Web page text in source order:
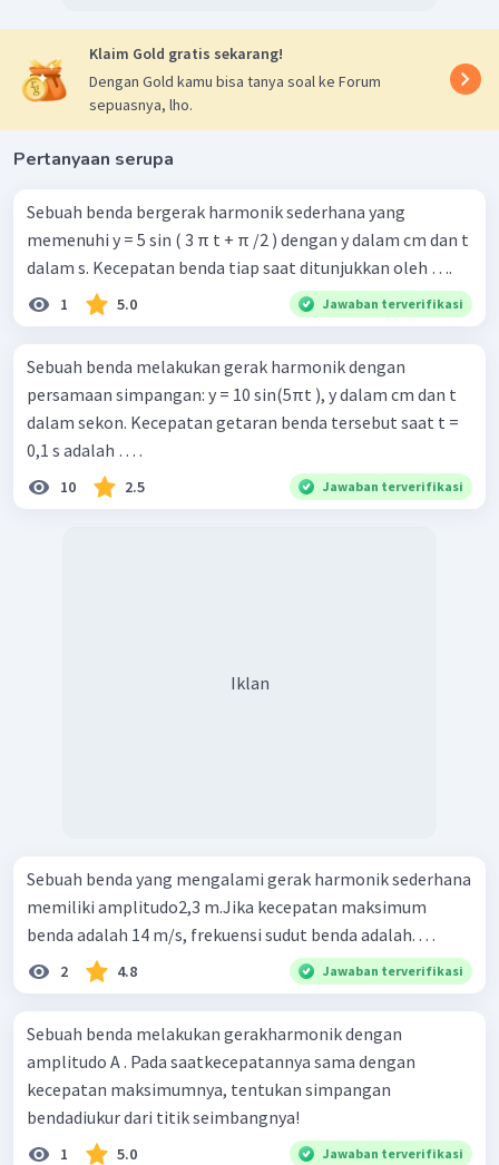
Klaim Gold gratis sekarang!
Dengan Gold kamu bisa tanya soal ke Forum
sepuasnya, lho.
Pertanyaan serupa
Sebuah benda bergerak harmonik sederhana yang
memenuhi y = 5 sin ( 3 π t + π /2 ) dengan y dalam cm dan t
dalam s. Kecepatan benda tiap saat ditunjukkan oleh ….
1 5.0 Jawaban terverifikasi
Sebuah benda melakukan gerak harmonik dengan
persamaan simpangan: y = 10 sin⁡(5πt ), y dalam cm dan t
dalam sekon. Kecepatan getaran benda tersebut saat t =
0,1 s adalah … .
10 2.5 Jawaban terverifikasi
Iklan
Sebuah benda yang mengalami gerak harmonik sederhana
memiliki amplitudo2,3 m.Jika kecepatan maksimum
benda adalah 14 m/s, frekuensi sudut benda adalah. . . .
2 4.8 Jawaban terverifikasi
Sebuah benda melakukan gerakharmonik dengan
amplitudo A . Pada saatkecepatannya sama dengan
kecepatan maksimumnya, tentukan simpangan
bendadiukur dari titik seimbangnya!
1 5.0 Jawaban terverifikasi